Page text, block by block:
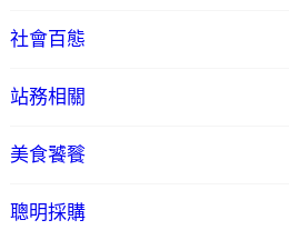
社會百態
站務相關
美食饕餮
聰明採購